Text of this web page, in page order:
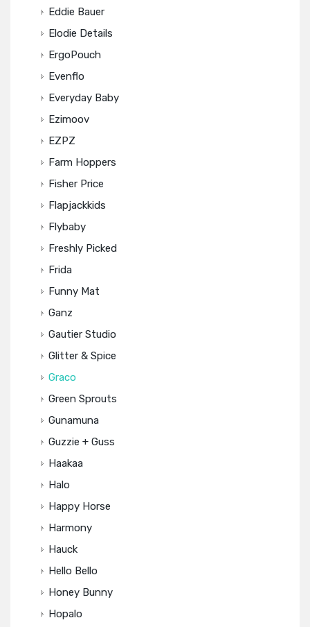
Eddie Bauer
Elodie Details
ErgoPouch
Evenflo
Everyday Baby
Ezimoov
EZPZ
Farm Hoppers
Fisher Price
Flapjackkids
Flybaby
Freshly Picked
Frida
Funny Mat
Ganz
Gautier Studio
Glitter & Spice
Graco
Green Sprouts
Gunamuna
Guzzie + Guss
Haakaa
Halo
Happy Horse
Harmony
Hauck
Hello Bello
Honey Bunny
Hopalo